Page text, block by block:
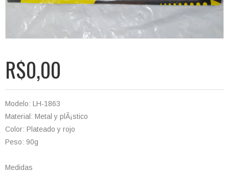
R$0,00
Modelo: LH-1863
Material: Metal y plÃ¡stico
Color: Plateado y rojo
Peso: 90g
Medidas